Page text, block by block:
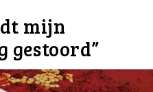
mijn
gestoord”